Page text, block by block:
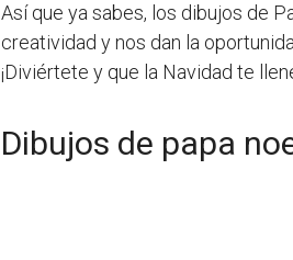
Así que ya sabes, los dibujos de
creatividad y nos dan la
¡Diviértete y que la Navidad te
Dibujos de papa